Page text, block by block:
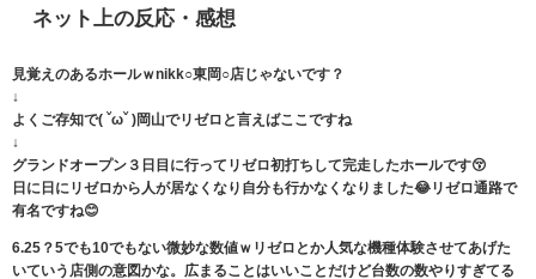
ネット上の反応・感想
見覚えのあるホールｗnikk○東岡○店じゃないです？
↓
よくご存知で( ˇωˇ )岡山でリゼロと言えばここですね
↓
グランドオープン３日目に行ってリゼロ初打ちして完走したホールです😚
日に日にリゼロから人が居なくなり自分も行かなくなりました😂リゼロ通路で
有名ですね😊
6.25？5でも10でもない微妙な数値ｗリゼロとか人気な機種体験させてあげた
いていう店側の意図かな。広まることはいいことだけど台数の数やりすぎてる